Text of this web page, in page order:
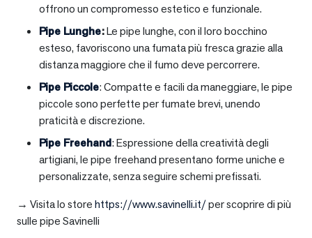
offrono un compromesso estetico e funzionale.
Pipe Lunghe:Le pipe lunghe, con il loro bocchino
esteso, favoriscono una fumata più fresca grazie alla
distanza maggiore che il fumo deve percorrere.
Pipe Piccole: Compatte e facili da maneggiare, le pipe
piccole sono perfette per fumate brevi, unendo
praticità e discrezione.
Pipe Freehand: Espressione della creatività degli
artigiani, le pipe freehand presentano forme uniche e
personalizzate, senza seguire schemi prefissati.
→ Visita lo storehttps://www.savinelli.it/per scoprire di più
sulle pipe Savinelli